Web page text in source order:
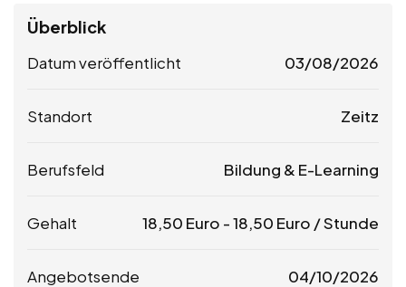
Überblick
Datum veröffentlicht 03/08/2026
Standort Zeitz
Berufsfeld Bildung & E-Learning
Gehalt 18,50 Euro -18,50 Euro / Stunde
Angebotsende 04/10/2026